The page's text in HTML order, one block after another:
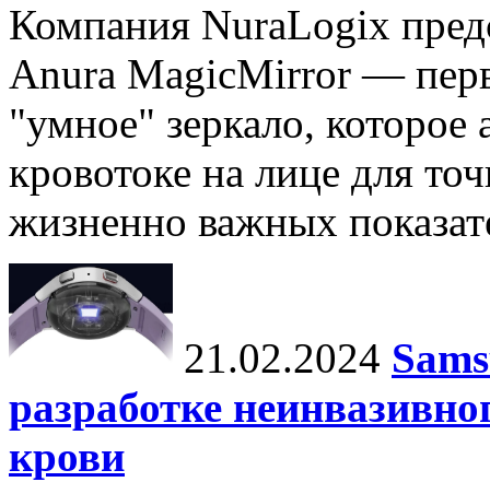
Компания NuraLogix
Anura MagicMirror —
"умное" зеркало,
кровотоке на лице для
жизненно важных
21.02.2024
разработке
крови